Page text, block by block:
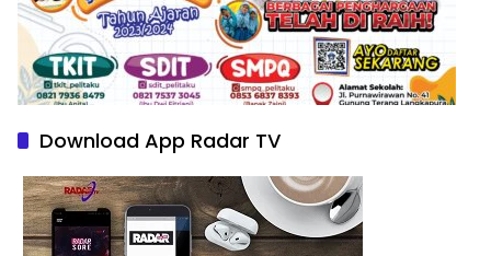
Download App Radar TV